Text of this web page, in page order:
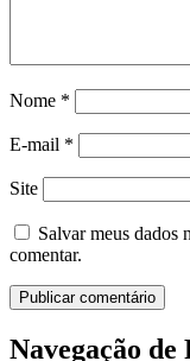
Nome *
E-mail *
Site
Salvar meus dados
comentar.
Navegação de